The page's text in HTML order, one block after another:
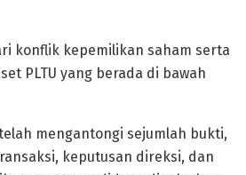
konflik kepemilikan saham serta
PLTU yang berada di bawah
mengantongi sejumlah bukti,
keputusan direksi, dan